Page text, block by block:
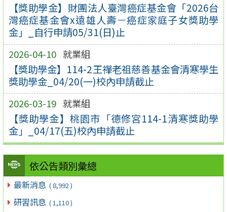
【獎助學金】財團法人臺灣癌症基金會「2026台
灣癌症基金會x遠雄人壽－癌症家庭子女獎助學
金」_自行申請05/31(日)止
2026-04-10 就業組
【獎助學金】114-2王禪老祖慈善基金會清寒學生
獎助學金_04/20(一)校內申請截止
2026-03-19 就業組
【獎助學金】桃園市「德修宮114-1清寒獎助學
金」_04/17(五)校內申請截止
依公告類別彙總
最新消息 ( 8,992 )
研習訊息 ( 1,110 )